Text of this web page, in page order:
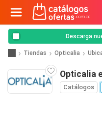
Descarga
Tiendas Opticalia
Opticalia
Catálogos